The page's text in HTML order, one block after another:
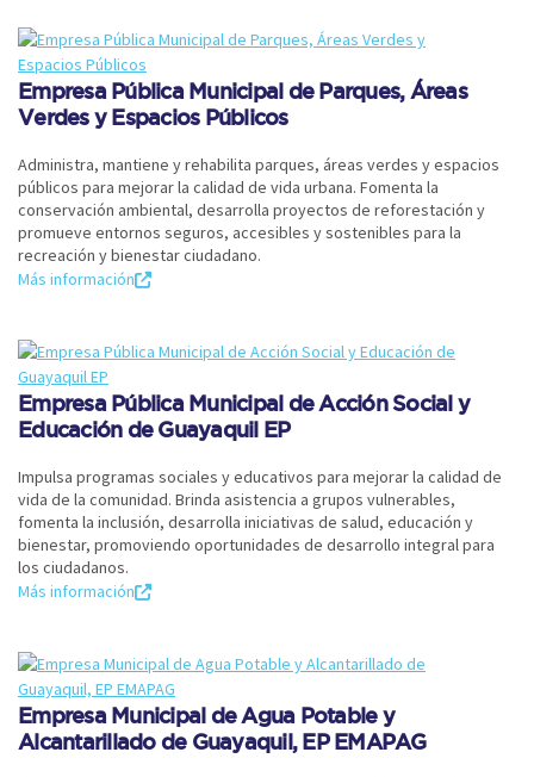
Empresa Pública Municipal de Parques, Áreas
Verdes y Espacios Públicos
Administra, mantiene y rehabilita parques, áreas verdes y espacios
públicos para mejorar la calidad de vida urbana. Fomenta la
conservación ambiental, desarrolla proyectos de reforestación y
promueve entornos seguros, accesibles y sostenibles para la
recreación y bienestar ciudadano.
Más información
Empresa Pública Municipal de Acción Social y
Educación de Guayaquil EP
Impulsa programas sociales y educativos para mejorar la calidad de
vida de la comunidad. Brinda asistencia a grupos vulnerables,
fomenta la inclusión, desarrolla iniciativas de salud, educación y
bienestar, promoviendo oportunidades de desarrollo integral para
los ciudadanos.
Más información
Empresa Municipal de Agua Potable y
Alcantarillado de Guayaquil, EP EMAPAG